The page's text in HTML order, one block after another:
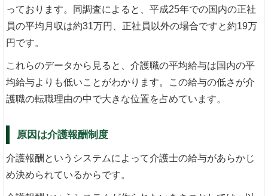
っております。同調査によると、平成25年での国内の正社
員の平均月収は約31万円、正社員以外の場合ですと約19万
円です。
これらのデータから見ると、介護職の平均給与は国内の平
均給与よりも低いことがわかります。この給与の低さが介
護職の転職理由の中で大きな位置を占めています。
原因は介護報酬制度
介護報酬というシステムによって介護士の給与があらかじ
め決められているからです。